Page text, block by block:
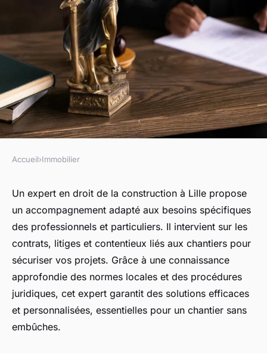
Expert en droit de la
construction à lille :
accompagnement et solutions
Sohan•14 octobre 2025 •4 min de lecture
Accueil›Immobilier
Un expert en droit de la construction à Lille propose
un accompagnement adapté aux besoins spécifiques
des professionnels et particuliers. Il intervient sur les
contrats, litiges et contentieux liés aux chantiers pour
sécuriser vos projets. Grâce à une connaissance
approfondie des normes locales et des procédures
juridiques, cet expert garantit des solutions efficaces
et personnalisées, essentielles pour un chantier sans
embûches.